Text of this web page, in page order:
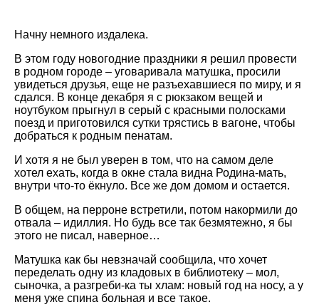
Начну немного издалека.
В этом году новогодние праздники я решил провести
в родном городе – уговаривала матушка, просили
увидеться друзья, еще не разъехавшиеся по миру, и я
сдался. В конце декабря я с рюкзаком вещей и
ноутбуком прыгнул в серый с красными полосками
поезд и приготовился сутки трястись в вагоне, чтобы
добраться к родным пенатам.
И хотя я не был уверен в том, что на самом деле
хотел ехать, когда в окне стала видна Родина-мать,
внутри что-то ёкнуло. Все же дом домом и остается.
В общем, на перроне встретили, потом накормили до
отвала – идиллия. Но будь все так безмятежно, я бы
этого не писал, наверное…
Матушка как бы невзначай сообщила, что хочет
переделать одну из кладовых в библиотеку – мол,
сыночка, а разгреби-ка ты хлам: новый год на носу, а у
меня уже спина больная и все такое.